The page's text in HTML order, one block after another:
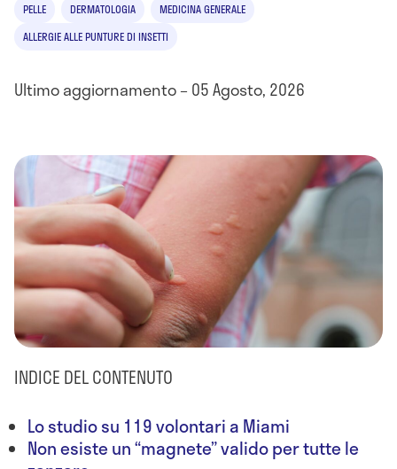
PELLE DERMATOLOGIA
MEDICINA GENERALE
ALLERGIE ALLE PUNTURE DI INSETTI
Ultimo aggiornamento – 05 Agosto, 2026
INDICE DEL CONTENUTO
Lo studio su 119 volontari a Miami
Non esiste un “magnete” valido per tutte le